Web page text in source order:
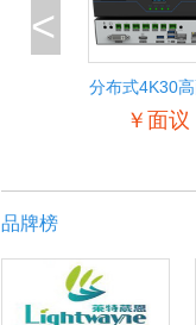
<
分布式4K30
￥面议
品牌榜